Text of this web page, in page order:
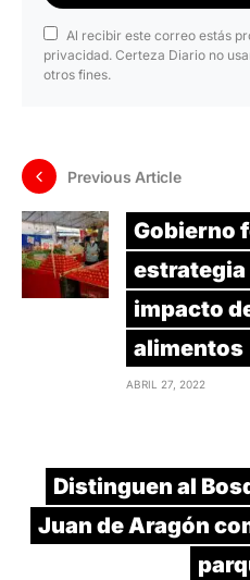
Al recibir este correo estás
privacidad. Certeza Diario no
otros fines.
Previous Article
Gobierno
estrategia
impacto
alimentos
ABRIL 27, 2022
Distinguen al
Juan de Aragón